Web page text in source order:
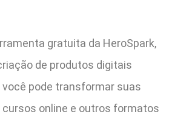
gratuita da HeroSpark,
de produtos digitais
você pode transformar suas
cursos online e outros formatos